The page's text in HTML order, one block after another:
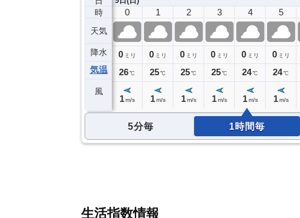
時
天気
降水
気温
風
23
0ミリ
26℃
0
0 ミリ
26℃
1 m/s
1
0 ミリ
25℃
1 m/s
2
0 ミリ
25℃
1 m/s
3
0 ミリ
25℃
1 m/s
4
0 ミリ
24℃
1 m/s
5
0 ミリ
24℃
1 m/s
5分毎 1時間毎
生活指数情報